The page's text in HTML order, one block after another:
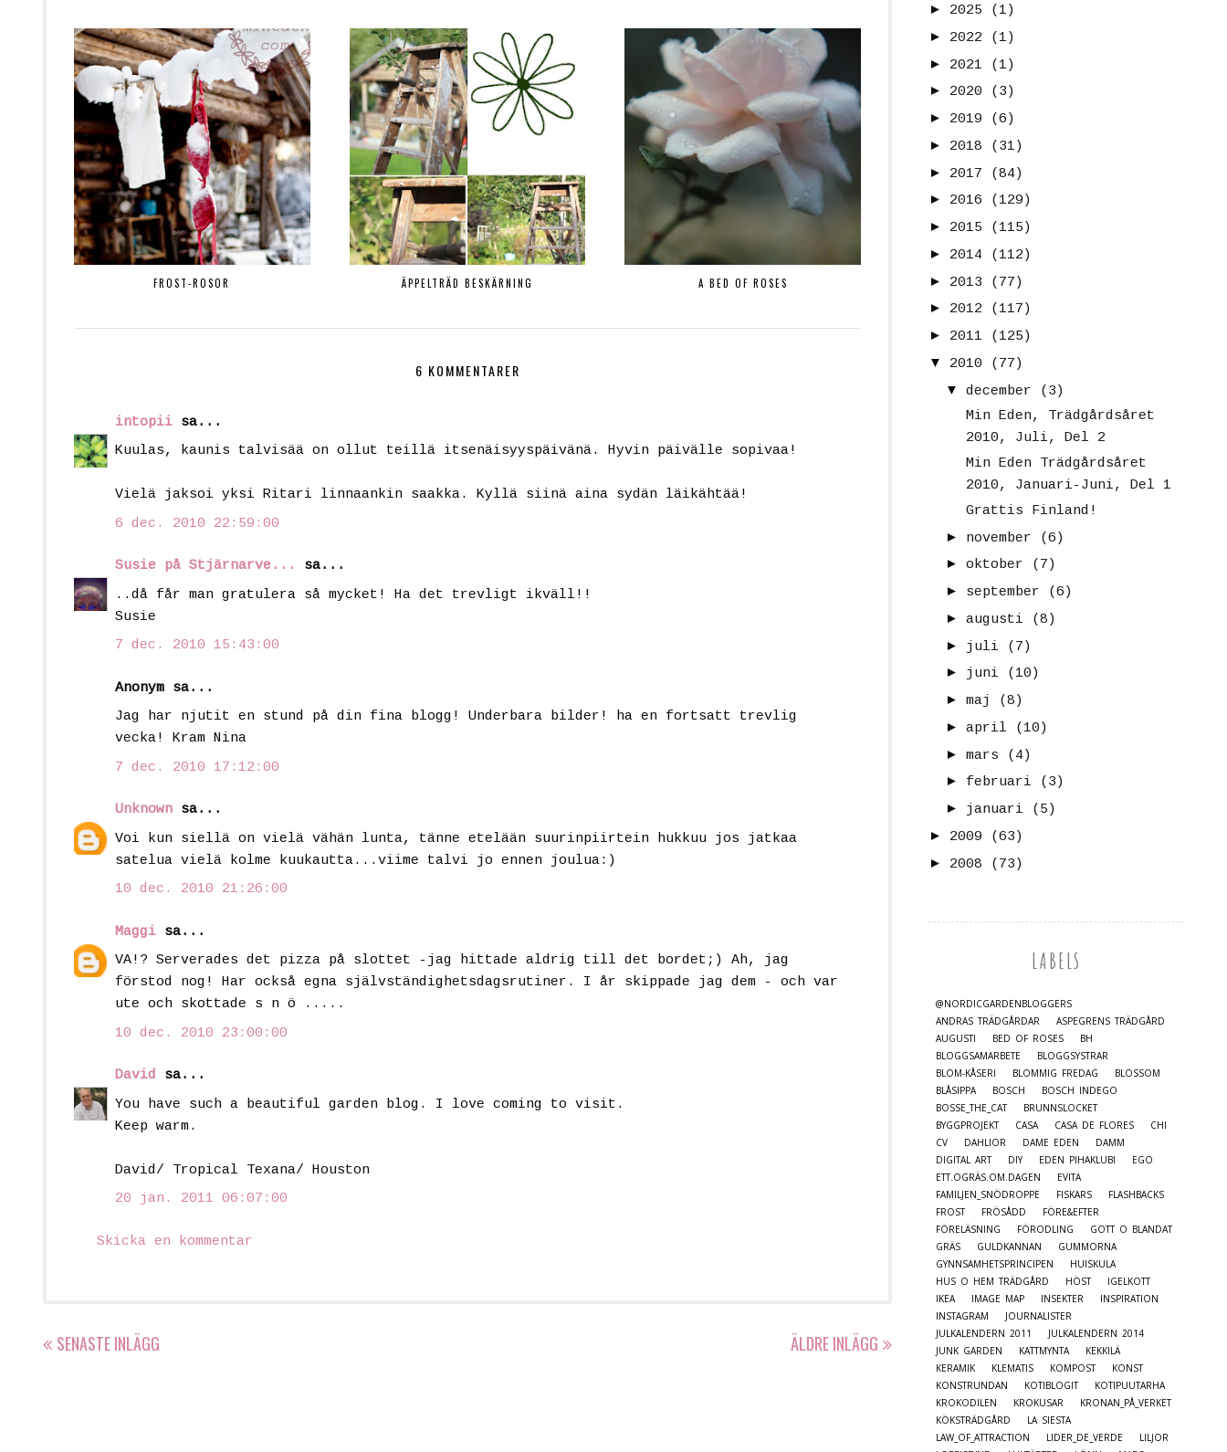
FROST-ROSOR ÄPPELTRÄD BESKÄRNING A BED OF ROSES
6 KOMMENTARER
intopii sa...
Kuulas, kaunis talvisää on ollut teillä itsenäisyyspäivänä. Hyvin päivälle sopivaa!
Vielä jaksoi yksi Ritari linnaankin saakka. Kyllä siinä aina sydän läikähtää!
6 dec. 2010 22:59:00
Susie på Stjärnarve...
sa...
..då får man gratulera så mycket! Ha det trevligt ikväll!!
Susie
7 dec. 2010 15:43:00
Anonym sa...
Jag har njutit en stund på din fina blogg! Underbara bilder! ha en fortsatt trevlig
vecka! Kram Nina
7 dec. 2010 17:12:00
Unknown sa...
Voi kun siellä on vielä vähän lunta, tänne etelään suurinpiirtein hukkuu jos jatkaa
satelua vielä kolme kuukautta...viime talvi jo ennen joulua:)
10 dec. 2010 21:26:00
Maggi sa...
VA!? Serverades det pizza på slottet -jag hittade aldrig till det bordet;) Ah, jag
förstod nog! Har också egna självständighetsdagsrutiner. I år skippade jag dem - och var
ute och skottade s n ö .....
10 dec. 2010 23:00:00
David sa...
You have such a beautiful garden blog. I love coming to visit.
Keep warm.
David/ Tropical Texana/ Houston
20 jan. 2011 06:07:00
Skicka en kommentar
SENASTE INLÄGG ÄLDRE INLÄGG
► 2025
(1)
► 2022
(1)
► 2021
(1)
► 2020
(3)
► 2019
(6)
► 2018
(31)
► 2017
(84)
► 2016
(129)
► 2015
(115)
► 2014
(112)
► 2013
(77)
► 2012
(117)
► 2011
(125)
▼
2010
(77)
▼
december
(3)
Min Eden, Trädgårdsåret
2010, Juli, Del 2
Min Eden Trädgårdsåret
2010, Januari-Juni, Del 1
Grattis Finland!
► november
(6)
► oktober
(7)
► september
(6)
► augusti
(8)
► juli
(7)
► juni
(10)
► maj
(8)
► april
(10)
► mars
(4)
► februari
(3)
► januari
(5)
► 2009
(63)
► 2008 (73)
LABELS
@NORDICGARDENBLOGGERS
ANDRAS TRÄDGÅRDAR
ASPEGRENS TRÄDGÅRD
AUGUSTI
BED OF ROSES
BH
BLOGGSAMARBETE
BLOGGSYSTRAR
BLOM-KÅSERI
BLOMMIG FREDAG
BLOSSOM
BLÅSIPPA
BOSCH
BOSCH INDEGO
BOSSE_THE_CAT
BRUNNSLOCKET
BYGGPROJEKT
CASA CASA DE FLORES
CHI
CV
DAHLIOR DAME EDEN
DAMM
DIGITAL ART
DIY EDEN PIHAKLUBI
EGO
ETT.OGRÄS.OM.DAGEN
EVITA
FAMILJEN_SNÖDROPPE
FISKARS
FLASHBACKS
FROST
FRÖSÅDD
FÖRE&EFTER
FÖRELÄSNING
FÖRODLING
GOTT O BLANDAT
GRÄS
GULDKANNAN
GUMMORNA
GYNNSAMHETSPRINCIPEN
HUISKULA
HUS O HEM TRÄDGÅRD
HÖST
IGELKOTT
IKEA
IMAGE MAP INSEKTER
INSPIRATION
INSTAGRAM
JOURNALISTER
JULKALENDERN 2011
JULKALENDERN 2014
JUNK GARDEN
KATTMYNTA
KEKKILÄ
KERAMIK
KLEMATIS KOMPOST
KONST
KONSTRUNDAN
KOTIBLOGIT
KOTIPUUTARHA
KROKODILEN
KROKUSAR
KRONAN_PÅ_VERKET
KÖKSTRÄDGÅRD
LA SIESTA
LAW_OF_ATTRACTION
LIDER_DE_VERDE
LILJOR